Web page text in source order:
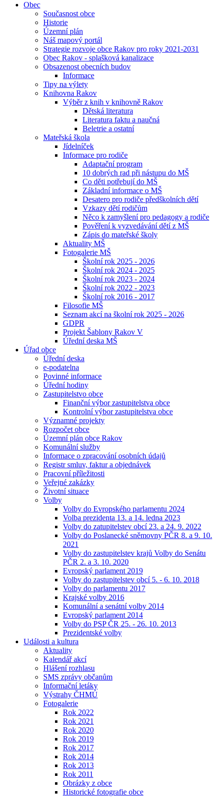
Obec
Současnost obce
Historie
Územní plán
Náš mapový portál
Strategie rozvoje obce Rakov pro roky 2021-2031
Obec Rakov - splašková kanalizace
Obsazenost obecních budov
Informace
Tipy na výlety
Knihovna Rakov
Výběr z knih v knihovně Rakov
Dětská literatura
Literatura faktu a naučná
Beletrie a ostatní
Mateřská škola
Jídelníček
Informace pro rodiče
Adaptační program
10 dobrých rad při nástupu do MŠ
Co děti potřebují do MŠ
Základní informace o MŠ
Desatero pro rodiče předškolních dětí
Vzkazy dětí rodičům
Něco k zamyšlení pro pedagogy a rodiče
Pověření k vyzvedávání dětí z MŠ
Zápis do mateřské školy
Aktuality MŠ
Fotogalerie MŠ
Školní rok 2025 - 2026
Školní rok 2024 - 2025
Školní rok 2023 - 2024
Školní rok 2022 - 2023
Školní rok 2016 - 2017
Filosofie MŠ
Seznam akcí na školní rok 2025 - 2026
GDPR
Projekt Šablony Rakov V
Úřední deska MŠ
Úřad obce
Úřední deska
e-podatelna
Povinné informace
Úřední hodiny
Zastupitelstvo obce
Finanční výbor zastupitelstva obce
Kontrolní výbor zastupitelstva obce
Významné projekty
Rozpočet obce
Územní plán obce Rakov
Komunální služby
Informace o zpracování osobních údajů
Registr smluv, faktur a objednávek
Pracovní příležitosti
Veřejné zakázky
Životní situace
Volby
Volby do Evropského parlamentu 2024
Volba prezidenta 13. a 14. ledna 2023
Volby do zatupitelstev obcí 23. a 24. 9. 2022
Volby do Poslanecké sněmovny PČR 8. a 9. 10.
2021
Volby do zastupitelstev krajů Volby do Senátu
PČR 2. a 3. 10. 2020
Evropský parlament 2019
Volby do zastupitelstev obcí 5. - 6. 10. 2018
Volby do parlamentu 2017
Krajské volby 2016
Komunální a senátní volby 2014
Evropský parlament 2014
Volby do PSP ČR 25. - 26. 10. 2013
Prezidentské volby
Události a kultura
Aktuality
Kalendář akcí
Hlášení rozhlasu
SMS zprávy občanům
Informační letáky
Výstrahy ČHMÚ
Fotogalerie
Rok 2022
Rok 2021
Rok 2020
Rok 2019
Rok 2017
Rok 2014
Rok 2013
Rok 2011
Obrázky z obce
Historické fotografie obce